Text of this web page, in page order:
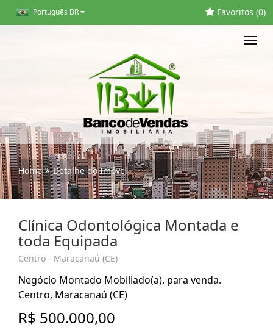
Português BR Favoritos (0)
Home Detalhe do Imóvel
Clínica Odontológica Montada e
toda Equipada
Centro - Maracanaú (CE)
Negócio Montado Mobiliado(a), para venda.
Centro, Maracanaú (CE)
R$ 500.000,00